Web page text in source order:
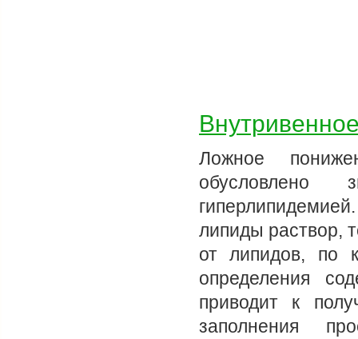
Ложное
обусловлено
липиды раствор,
от липидов, по
определения
приводит к
заполнения